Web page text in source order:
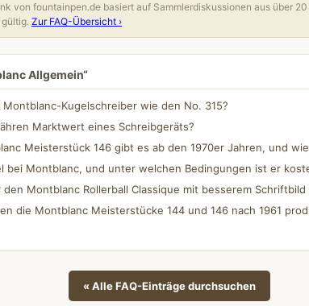
von fountainpen.de basiert auf Sammlerdiskussionen aus über
Zur FAQ-Übersicht ›
Allgemein“
Kugelschreiber wie den No. 315?
Marktwert eines Schreibgeräts?
Meisterstück 146 gibt es ab den 1970er Jahren, und
bei Montblanc, und unter welchen Bedingungen ist er
Montblanc Rollerball Classique mit besserem
die Montblanc Meisterstücke 144 und 146 nach 1961
« Alle FAQ-Einträge durchsuchen